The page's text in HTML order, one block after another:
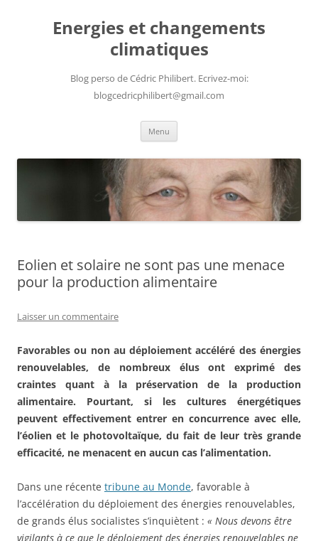
contenuEnergies et changements
climatiques
Blog perso de Cédric Philibert. Ecrivez-moi:
blogcedricphilibert@gmail.com
Menu
Eolien et solaire ne sont pas une menace
pour la production alimentaire
Laisser un commentaire
Favorables ou non au déploiement accéléré des énergies
renouvelables, de nombreux élus ont exprimé des
craintes quant à la préservation de la production
alimentaire. Pourtant, si les cultures énergétiques
peuvent effectivement entrer en concurrence avec elle,
l’éolien et le photovoltaïque, du fait de leur très grande
efficacité, ne menacent en aucun cas l’alimentation.
Dans une récente tribune au Monde, favorable à
l’accélération du déploiement des énergies renouvelables,
de grands élus socialistes s’inquiètent : « Nous devons être
vigilants à ce que le déploiement des énergies renouvelables ne